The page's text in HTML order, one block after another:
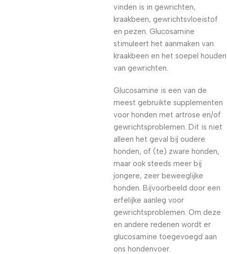
vinden is in gewrichten,
kraakbeen, gewrichtsvloeistof
en pezen. Glucosamine
stimuleert het aanmaken van
kraakbeen en het soepel houden
van gewrichten.
Glucosamine is een van de
meest gebruikte supplementen
voor honden met artrose en/of
gewrichtsproblemen. Dit is niet
alleen het geval bij oudere
honden, of (te) zware honden,
maar ook steeds meer bij
jongere, zeer beweeglijke
honden. Bijvoorbeeld door een
erfelijke aanleg voor
gewrichtsproblemen. Om deze
en andere redenen wordt er
glucosamine toegevoegd aan
ons hondenvoer.